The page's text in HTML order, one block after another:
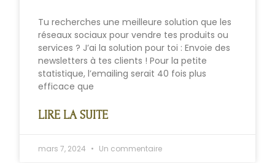
Tu recherches une meilleure solution que les
réseaux sociaux pour vendre tes produits ou
services ? J’ai la solution pour toi : Envoie des
newsletters à tes clients ! Pour la petite
statistique, l’emailing serait 40 fois plus
efficace que
LIRE LA SUITE
mars 7, 2024 Un commentaire